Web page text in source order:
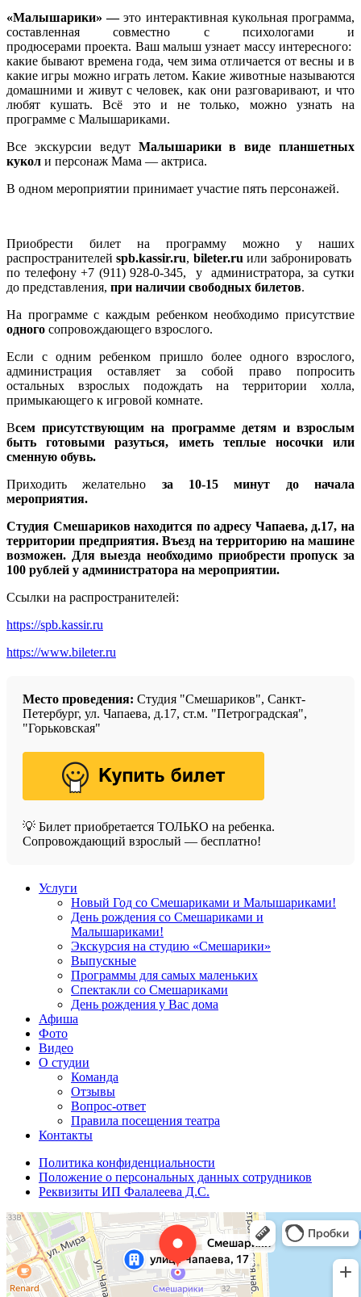
«Малышарики» —это интерактивная кукольная программа,
составленная совместно с психологами и
продюсерами проекта. Ваш малыш узнает массу интересного:
какие бывают времена года, чем зима отличается от весны и в
какие игры можно играть летом. Какие животные называются
домашними и живут с человек, как они разговаривают, и что
любят кушать. Всё это и не только, можно узнать на
программе с Малышариками.
Все экскурсии ведут Малышарики в виде планшетных
кукол и персонаж Мама — актриса.
В одном мероприятии принимает участие пять персонажей.
Приобрести билет на программу можно у наших
распространителейspb.kassir.ru, bileter.ru или забронировать
по телефону +7 (911) 928-0-345, у администратора, за сутки
до представления, при наличии свободных билетов.
На программе с каждым ребенком необходимо присутствие
одного сопровождающего взрослого.
Если с одним ребенком пришло более одного взрослого,
администрация оставляет за собой право попросить
остальных взрослых подождать на территории холла,
примыкающего к игровой комнате.
Всем присутствующим на программе детям и взрослым
быть готовыми разуться, иметь теплые носочки или
сменную обувь.
Приходить желательно за 10-15 минут до начала
мероприятия.
Студия Смешариков находится по адресу Чапаева, д.17, на
территории предприятия. Въезд на территорию на машине
возможен. Для выезда необходимо приобрести пропуск за
100 рублей у администратора на мероприятии.
Ссылки на распространителей:
https://spb.kassir.ru
https://www.bileter.ru
Место проведения: Студия "Смешариков", Санкт-
Петербург, ул. Чапаева, д.17, ст.м. "Петроградская",
"Горьковская"
💡 Билет приобретается ТОЛЬКО на ребенка.
Сопровождающий взрослый — бесплатно!
Услуги
Новый Год со Смешариками и Малышариками!
День рождения со Смешариками и
Малышариками!
Экскурсия на студию «Смешарики»
Выпускные
Программы для самых маленьких
Спектакли со Смешариками
День рождения у Вас дома
Афиша
Фото
Видео
О студии
Команда
Отзывы
Вопрос-ответ
Правила посещения театра
Контакты
Политика конфиденциальности
Положение о персональных данных сотрудников
Реквизиты ИП Фалалеева Д.С.